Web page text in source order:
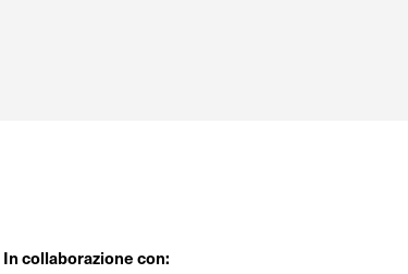
In collaborazione con: